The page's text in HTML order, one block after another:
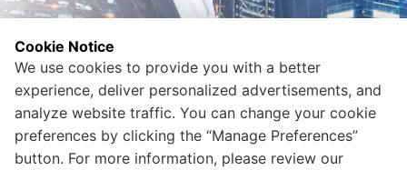
Detaylı İncele
Cookie Notice
We use cookies to provide you with a better
experience, deliver personalized advertisements, and
analyze website traffic. You can change your cookie
preferences by clicking the “Manage Preferences”
button. For more information, please review our